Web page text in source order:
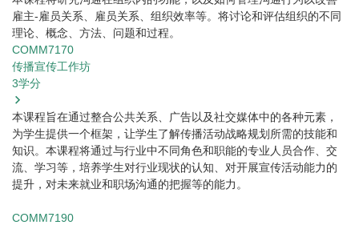
雇主-雇员关系、雇员关系、组织效率等。将讨论和评估组织的不同
理论、概念、方法、问题和过程。
COMM7170
传播宣传工作坊
3学分
本课程旨在通过整合公共关系、广告以及社交媒体中的各种元素，
为学生提供一个框架，让学生了解传播活动战略规划所需的技能和
知识。本课程将通过与行业中不同角色和职能的专业人员合作、交
流、学习等，培养学生对行业现状的认知、对开展宣传活动能力的
提升，对未来就业和职场沟通的把握等的能力。
COMM7190